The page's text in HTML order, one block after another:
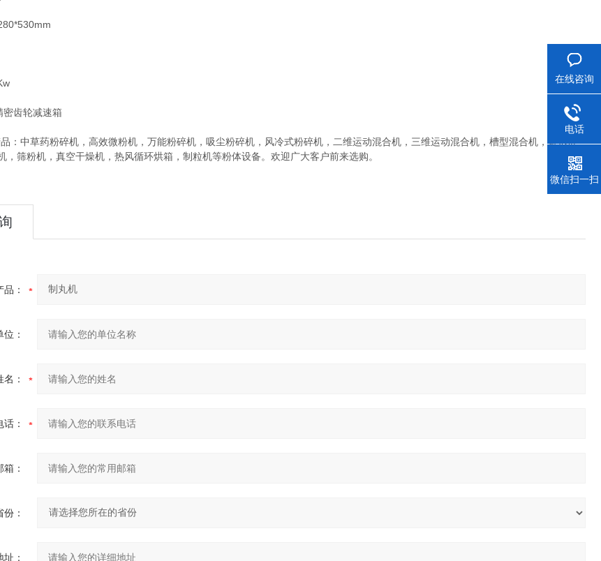
齿轮减速箱
中草药粉碎机，高效微粉机，万能粉碎机，吸尘粉碎机，风冷式粉碎机，二维运动混合机，三维运动混合机，槽型混合机，锥形混
，筛粉机，真空干燥机，热风循环烘箱，制粒机等粉体设备。欢迎广大客户前来选购。
品：
：
：
：
：
份：
：
在线咨询
电话
微信扫一扫